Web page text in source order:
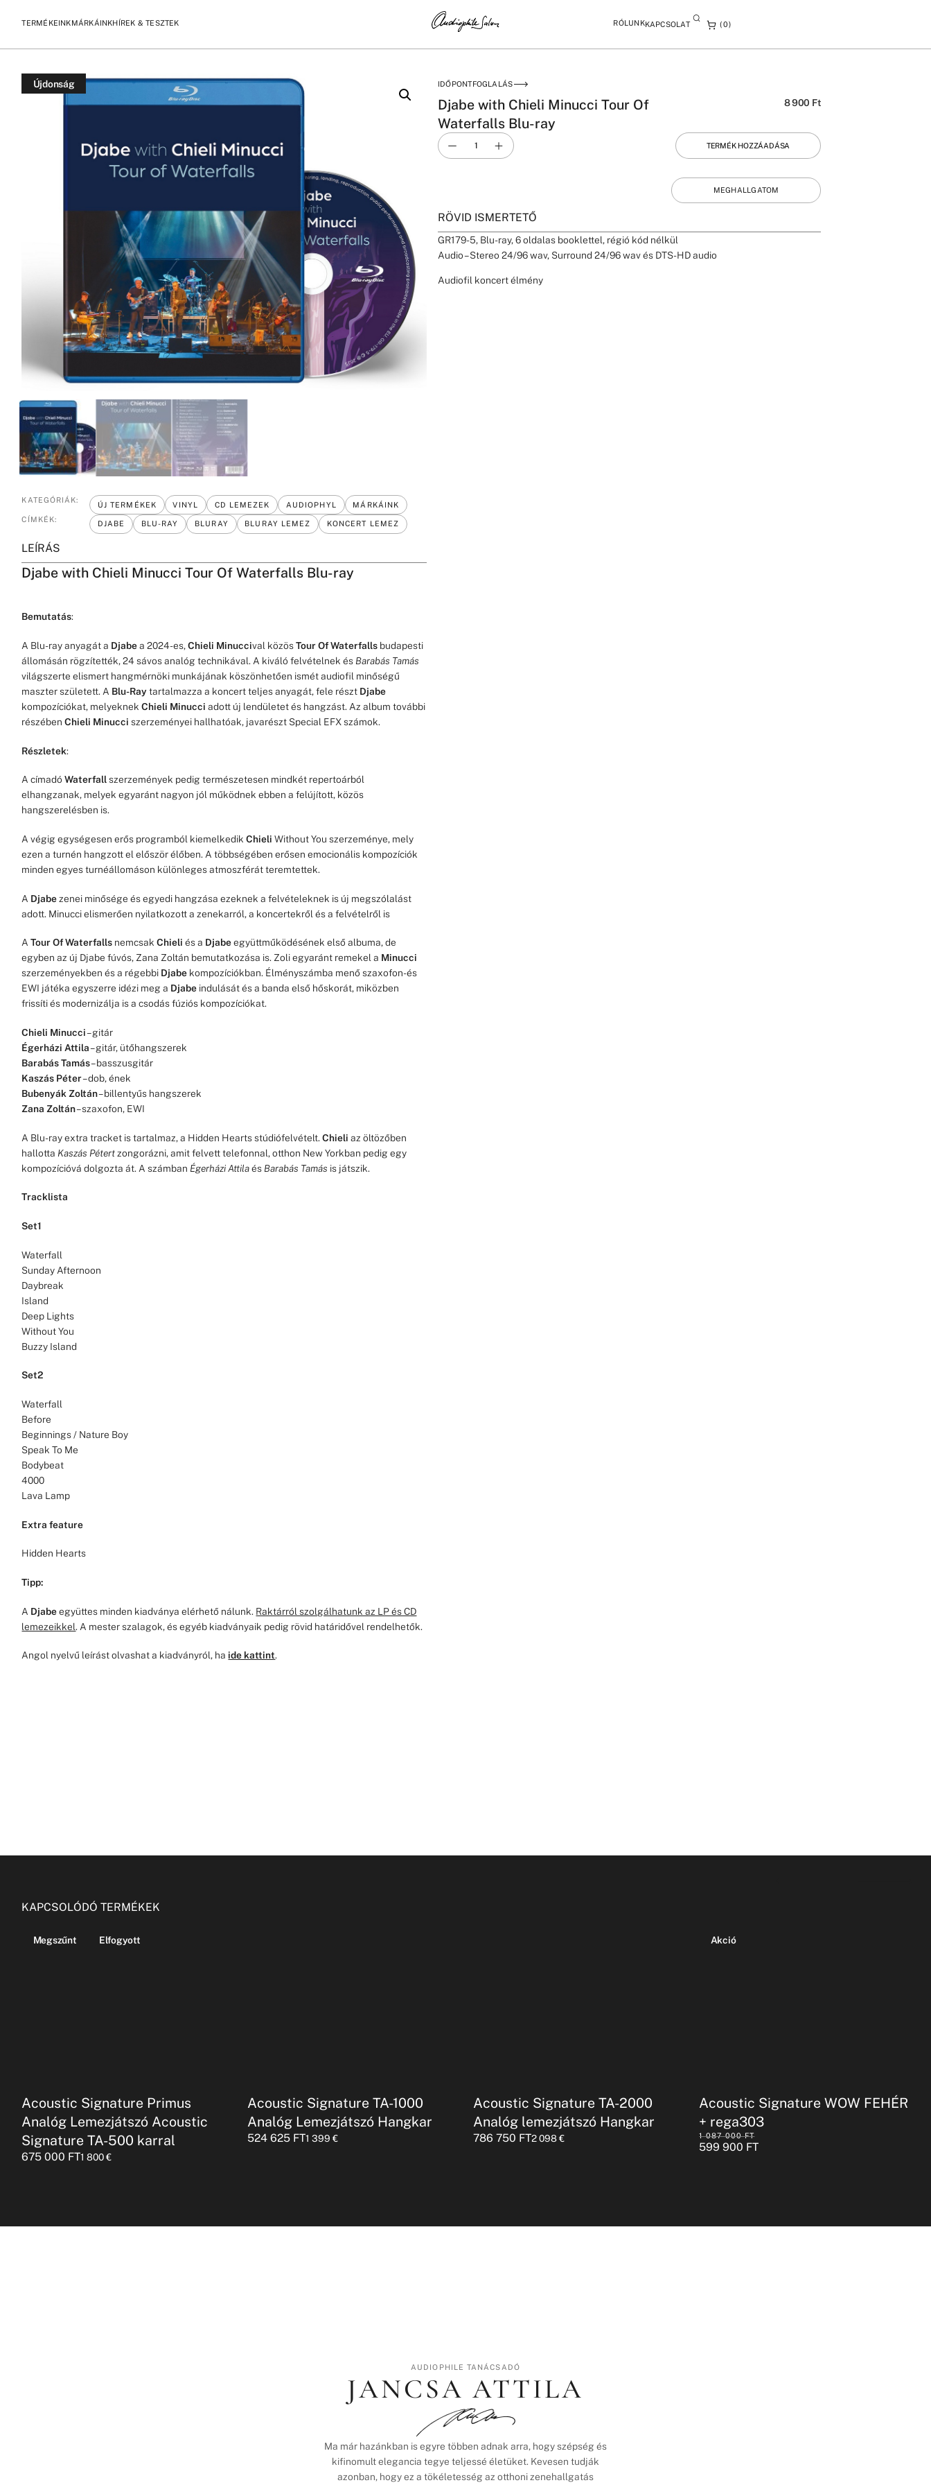
TERMÉKEINKMÁRKÁINKHÍREK & TESZTEK RÓLUNKKAPCSOLAT
0
Újdonság
KATEGÓRIÁK:
ÚJ TERMÉKEK VINYL CD LEMEZEK AUDIOPHYL
MÁRKÁINK
CÍMKÉK:
DJABE BLU-RAY BLURAY BLURAY LEMEZ KONCERT LEMEZ
LEÍRÁS
Djabe with Chieli Minucci Tour Of Waterfalls Blu-ray
Bemutatás:
A Blu-ray anyagát a Djabea 2024-es,Chieli Minuccival közösTour Of Waterfalls budapesti
állomásán rögzítették, 24 sávos analóg technikával. A kiváló felvételnek és Barabás Tamás
világszerte elismert hangmérnöki munkájának köszönhetően ismét audiofil minőségű
maszter született. A Blu-Ray tartalmazza a koncert teljes anyagát, fele részt Djabe
kompozíciókat, melyeknekChieli Minucci adott új lendületet és hangzást. Az album további
részébenChieli Minucci szerzeményei hallhatóak, javarészt Special EFX számok.
Részletek:
A címadóWaterfallszerzemények pedig természetesen mindkét repertoárból
elhangzanak, melyek egyaránt nagyon jól működnek ebben a felújított, közös
hangszerelésben is.
A végig egységesen erős programból kiemelkedikChieli Without You szerzeménye, mely
ezen a turnén hangzott el először élőben. A többségében erősen emocionális kompozíciók
minden egyes turnéállomáson különleges atmoszférát teremtettek.
A Djabezenei minősége és egyedi hangzása ezeknek a felvételeknek is új megszólalást
adott. Minucci elismerően nyilatkozott a zenekarról, a koncertekről és a felvételről is
ATour Of Waterfalls nemcsakChieli és a Djabeegyüttműködésének első albuma, de
egyben az új Djabe fúvós, Zana Zoltán bemutatkozása is. Zoli egyaránt remekel a Minucci
szerzeményekben és a régebbi Djabe kompozíciókban. Élményszámba menő szaxofon- és
EWI játéka egyszerre idézi meg a Djabe indulását és a banda első hőskorát, miközben
frissíti és modernizálja is a csodás fúziós kompozíciókat.
Chieli Minucci– gitár
Égerházi Attila– gitár, ütőhangszerek
Barabás Tamás– basszusgitár
Kaszás Péter– dob, ének
Bubenyák Zoltán– billentyűs hangszerek
Zana Zoltán– szaxofon, EWI
A Blu-ray extra tracket is tartalmaz, a Hidden Hearts stúdiófelvételt.Chieli az öltözőben
hallotta Kaszás Pétertzongorázni, amit felvett telefonnal, otthon New Yorkban pedig egy
kompozícióvá dolgozta át. A számban Égerházi Attilaés Barabás Tamás is játszik.
Tracklista
Set1
Waterfall
Sunday Afternoon
Daybreak
Island
Deep Lights
Without You
Buzzy Island
Set2
Waterfall
Before
Beginnings / Nature Boy
Speak To Me
Bodybeat
4000
Lava Lamp
Extra feature
Hidden Hearts
Tipp:
A Djabeegyüttes minden kiadványa elérhető nálunk. Raktárról szolgálhatunk az LP és CD
lemezeikkel. A mester szalagok, és egyéb kiadványaik pedig rövid határidővel rendelhetők.
Angol nyelvű leírást olvashat a kiadványról, ha ide kattint.
IDŐPONTFOGLALÁS
Djabe with Chieli Minucci Tour Of
Waterfalls Blu-ray
8 900 Ft
TERMÉK HOZZÁADÁSA
MEGHALLGATOM
RÖVID ISMERTETŐ
GR179-5, Blu-ray, 6 oldalas booklettel, régió kód nélkül
Audio – Stereo 24/96 wav, Surround 24/96 wav és DTS-HD audio
Audiofil koncert élmény
KAPCSOLÓDÓ TERMÉKEK
Megszűnt Elfogyott
Acoustic Signature Primus
Analóg Lemezjátszó Acoustic
Signature TA-500 karral
675 000 FT1 800€
Acoustic Signature TA-1000
Analóg Lemezjátszó Hangkar
524 625 FT1 399€
Acoustic Signature TA-2000
Analóg lemezjátszó Hangkar
786 750 FT2 098€
Akció
Acoustic Signature WOW FEHÉR
+ rega303
1 087 000FT
599 900 FT
AUDIOPHILE TANÁCSADÓ
JANCSA ATTILA
Ma már hazánkban is egyre többen adnak arra, hogy szépség és
kifinomult elegancia tegye teljessé életüket. Kevesen tudják
azonban, hogy ez a tökéletesség az otthoni zenehallgatás